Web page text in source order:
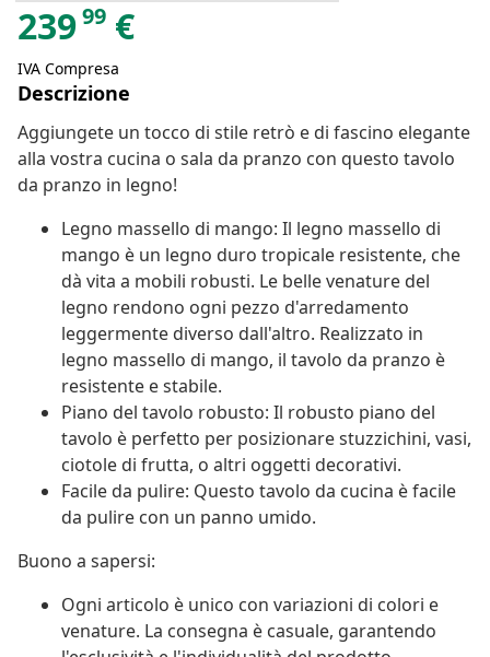
23999 €
IVA Compresa
Descrizione
Aggiungete un tocco di stile retrò e di fascino elegante
alla vostra cucina o sala da pranzo con questo tavolo
da pranzo in legno!
Legno massello di mango: Il legno massello di
mango è un legno duro tropicale resistente, che
dà vita a mobili robusti. Le belle venature del
legno rendono ogni pezzo d'arredamento
leggermente diverso dall'altro. Realizzato in
legno massello di mango, il tavolo da pranzo è
resistente e stabile.
Piano del tavolo robusto: Il robusto piano del
tavolo è perfetto per posizionare stuzzichini, vasi,
ciotole di frutta, o altri oggetti decorativi.
Facile da pulire: Questo tavolo da cucina è facile
da pulire con un panno umido.
Buono a sapersi:
Ogni articolo è unico con variazioni di colori e
venature. La consegna è casuale, garantendo